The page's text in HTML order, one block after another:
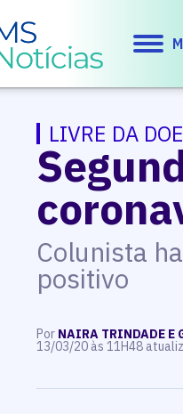
LIVRE DA
Colunista
positivo
Por NAIRA TRINDADE E
13/03/20 às 11H48